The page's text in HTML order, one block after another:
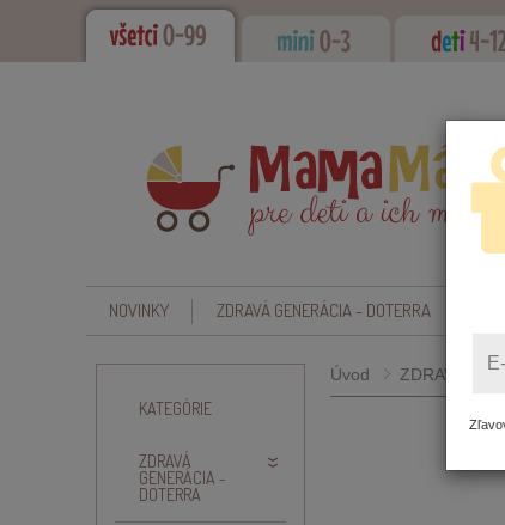
NOVINKY ZDRAVÁ GENERÁCIA - DOTERRA
KATEGÓRIE
ZDRAVÁ
GENERÁCIA -
DOTERRA
Úvod ZDRAVÁ